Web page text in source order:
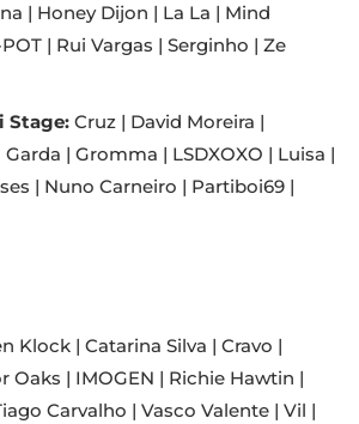
| Honey Dijon | La La | Mind
| Rui Vargas | Serginho | Ze
Stage: Cruz | David Moreira |
| Gromma | LSDXOXO | Luisa |
| Nuno Carneiro | Partiboi69 |
Klock | Catarina Silva | Cravo |
Oaks | IMOGEN | Richie Hawtin |
Carvalho | Vasco Valente | Vil |